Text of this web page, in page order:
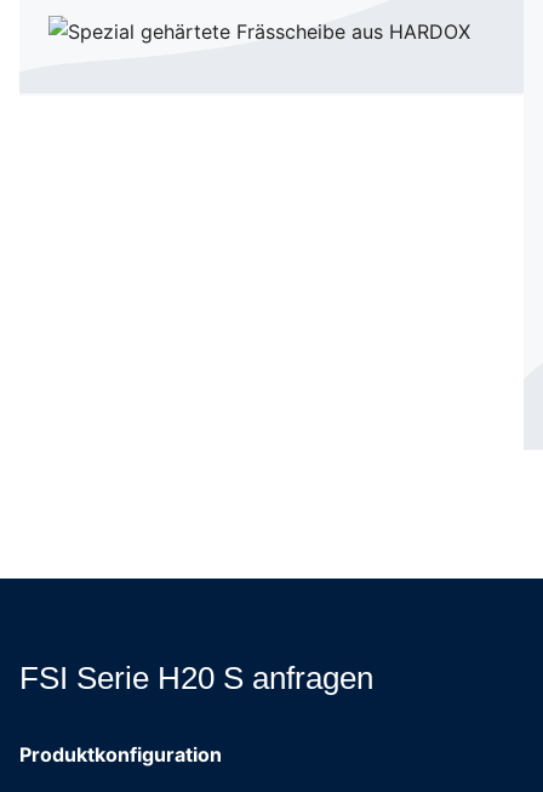
FSI Serie H20 S anfragen
Produktkonfiguration